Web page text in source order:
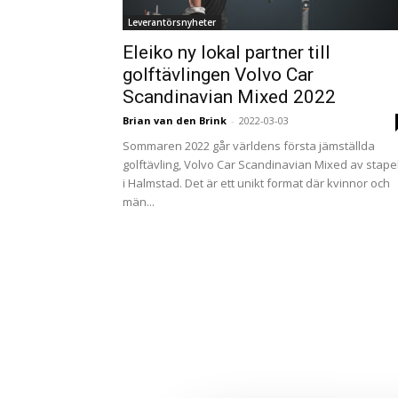
Leverantörsnyheter
Eleiko ny lokal partner till
golftävlingen Volvo Car
Scandinavian Mixed 2022
Brian van den Brink - 2022-03-03
Sommaren 2022 går världens första jämställda
golftävling, Volvo Car Scandinavian Mixed av
i Halmstad. Det är ett unikt format där kvinnor och
män...